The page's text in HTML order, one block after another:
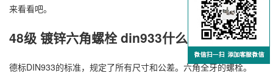
来看看吧。
48级 镀锌六角螺栓 din933什么意思
德标DIN933的标准，规定了所有尺寸和公差。六角全牙的螺栓。